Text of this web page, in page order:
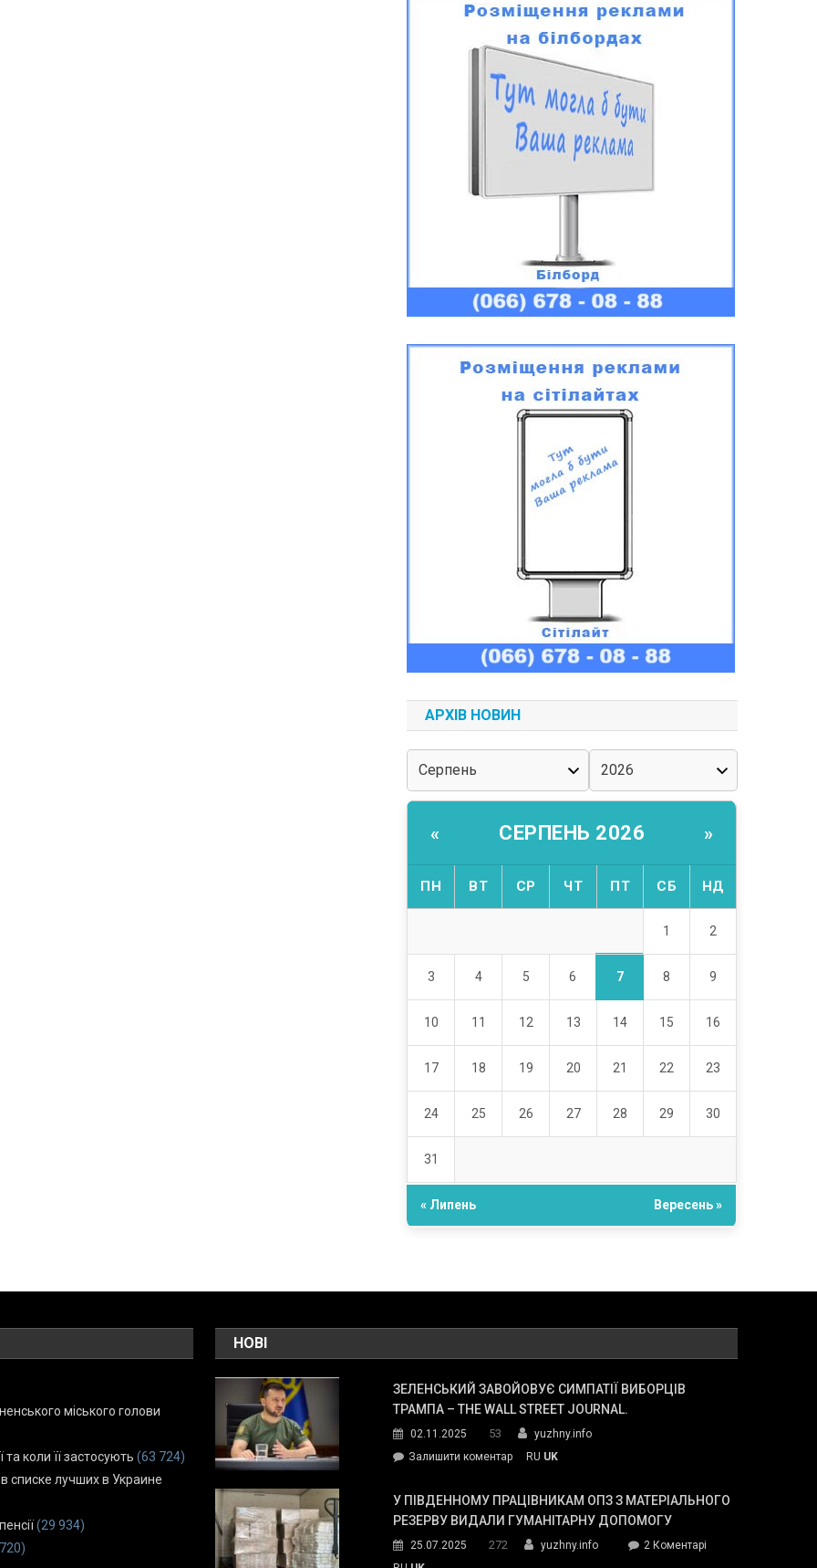
АРХІВ НОВИН
« СЕРПЕНЬ 2026 »
ПН ВТ СР ЧТ ПТ СБ НД
1 2
3 4 5 6 7 8 9
10 11 12 13 14 15 16
17 18 19 20 21 22 23
24 25 26 27 28 29 30
31
« Липень Вересень »
міського голови
коли її застосують (63 724)
списке лучших в Украине
(29 934)
НОВІ
ЗЕЛЕНСЬКИЙ ЗАВОЙОВУЄ СИМПАТІЇ ВИБОРЦІВ
ТРАМПА – THE WALL STREET JOURNAL.
02.11.2025 53
yuzhny.info
Залишити коментарon
завойовує
симпатії
Трампа
RU UK
У ПІВДЕННОМУ ПРАЦІВНИКАМ ОПЗ З МАТЕРІАЛЬНОГО
РЕЗЕРВУ ВИДАЛИ ГУМАНІТАРНУ ДОПОМОГУ
25.07.2025 272 yuzhny.info 2 Коментарідо